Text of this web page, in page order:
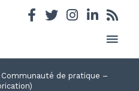
Communauté de pratique –